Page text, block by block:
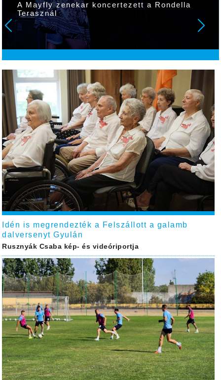
A Mayfly zenekar koncertezett a Rondella
Terasznál
Idén is megrendezték a Felszállott a galamb
dalversenyt Gyulán
Rusznyák Csaba kép- és videóriportja